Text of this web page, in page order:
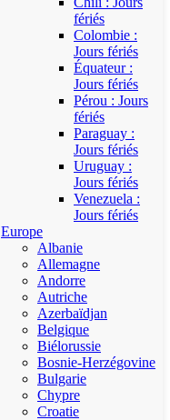
fériés
Colombie :
Jours fériés
Équateur :
Jours fériés
Pérou : Jours
fériés
Paraguay :
Jours fériés
Uruguay :
Jours fériés
Venezuela :
Jours fériés
Europe
Albanie
Allemagne
Andorre
Autriche
Azerbaïdjan
Belgique
Biélorussie
Bosnie-Herzégovine
Bulgarie
Chypre
Croatie